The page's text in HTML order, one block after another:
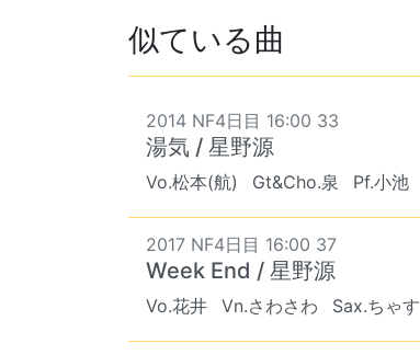
似ている曲
2014 NF4日目 16:00 33
湯気 / 星野源
Vo.松本(航) Gt&Cho.泉 Pf.小池
2017 NF4日目 16:00 37
Week End / 星野源
Vo.花井 Vn.さわさわ Sax.ちゃす